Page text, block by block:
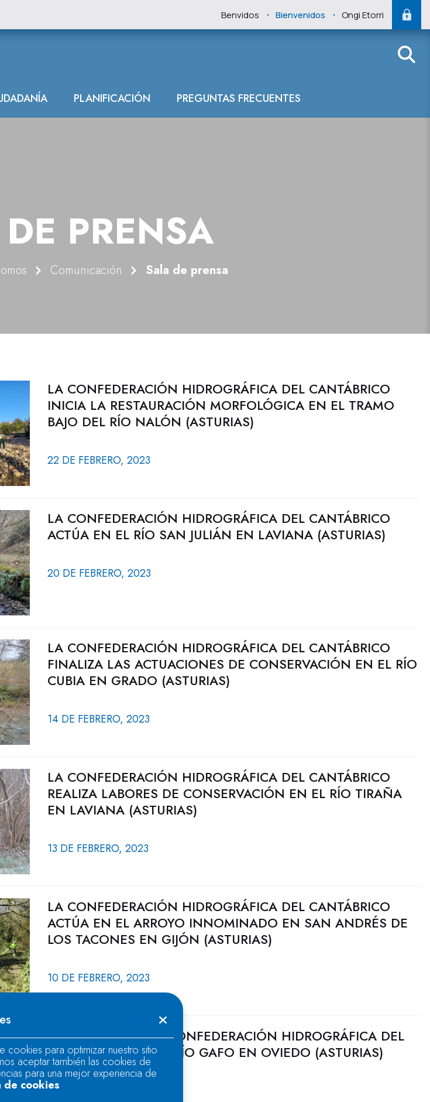
Benvidos . Bienvenidos . Ongi Etorri
PLANIFICACIÓN PREGUNTAS FRECUENTES
PRENSA
Comunicación Sala de prensa
LA CONFEDERACIÓN HIDROGRÁFICA DEL CANTÁBRICO
INICIA LA RESTAURACIÓN MORFOLÓGICA EN EL TRAMO
BAJO DEL RÍO NALÓN (ASTURIAS)
22 DE FEBRERO, 2023
LA CONFEDERACIÓN HIDROGRÁFICA DEL CANTÁBRICO
ACTÚA EN EL RÍO SAN JULIÁN EN LAVIANA (ASTURIAS)
20 DE FEBRERO, 2023
LA CONFEDERACIÓN HIDROGRÁFICA DEL CANTÁBRICO
FINALIZA LAS ACTUACIONES DE CONSERVACIÓN EN EL RÍO
CUBIA EN GRADO (ASTURIAS)
14 DE FEBRERO, 2023
LA CONFEDERACIÓN HIDROGRÁFICA DEL CANTÁBRICO
REALIZA LABORES DE CONSERVACIÓN EN EL RÍO TIRAÑA
EN LAVIANA (ASTURIAS)
13 DE FEBRERO, 2023
LA CONFEDERACIÓN HIDROGRÁFICA DEL CANTÁBRICO
ACTÚA EN EL ARROYO INNOMINADO EN SAN ANDRÉS DE
LOS TACONES EN GIJÓN (ASTURIAS)
10 DE FEBRERO, 2023
ACTUACIÓN DE LA CONFEDERACIÓN HIDROGRÁFICA DEL
CANTÁBRICO EN EL RÍO GAFO EN OVIEDO (ASTURIAS)
09 DE FEBRERO, 2023
cookies para optimizar nuestro sitio
aceptar también las cookies de
para una mejor experiencia de
de cookies